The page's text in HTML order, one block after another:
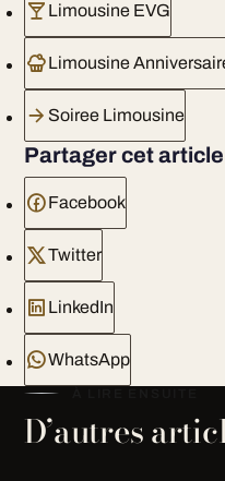
Limousine EVG
Limousine
Soiree Limousine
Partager cet article
Facebook
Twitter
LinkedIn
WhatsApp
D’autres